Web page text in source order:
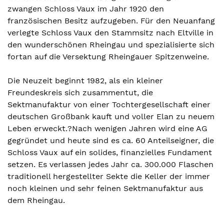
zwangen Schloss Vaux im Jahr 1920 den
französischen Besitz aufzugeben. Für den Neuanfang
verlegte Schloss Vaux den Stammsitz nach Eltville in
den wunderschönen Rheingau und spezialisierte sich
fortan auf die Versektung Rheingauer Spitzenweine.
Die Neuzeit beginnt 1982, als ein kleiner
Freundeskreis sich zusammentut, die
Sektmanufaktur von einer Tochtergesellschaft einer
deutschen Großbank kauft und voller Elan zu neuem
Leben erweckt.?Nach wenigen Jahren wird eine AG
gegründet und heute sind es ca. 60 Anteilseigner, die
Schloss Vaux auf ein solides, finanzielles Fundament
setzen. Es verlassen jedes Jahr ca. 300.000 Flaschen
traditionell hergestellter Sekte die Keller der immer
noch kleinen und sehr feinen Sektmanufaktur aus
dem Rheingau.